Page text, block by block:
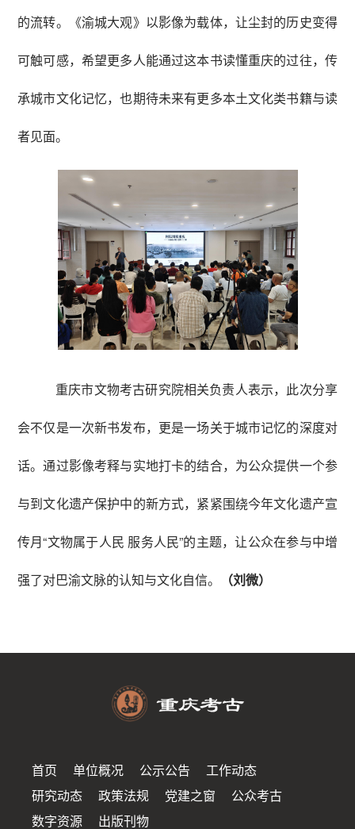
的流转。《渝城大观》以影像为载体，让尘封的历史变得
可触可感，希望更多人能通过这本书读懂重庆的过往，传
承城市文化记忆，也期待未来有更多本土文化类书籍与读
者见面。
重庆市文物考古研究院相关负责人表示，此次分享
会不仅是一次新书发布，更是一场关于城市记忆的深度对
话。通过影像考释与实地打卡的结合，为公众提供一个参
与到文化遗产保护中的新方式，紧紧围绕今年文化遗产宣
传月“文物属于人民 服务人民”的主题，让公众在参与中增
强了对巴渝文脉的认知与文化自信。 （刘微）
首页 单位概况 公示公告
工作动态
研究动态
政策法规 党建之窗
公众考古
数字资源
出版刊物